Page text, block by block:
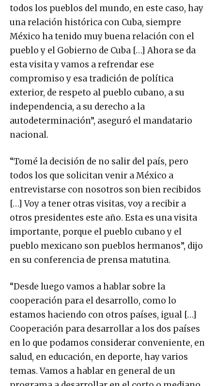
todos los pueblos del mundo, en este caso, hay
una relación histórica con Cuba, siempre
México ha tenido muy buena relación con el
pueblo y el Gobierno de Cuba […] Ahora se da
esta visita y vamos a refrendar ese
compromiso y esa tradición de política
exterior, de respeto al pueblo cubano, a su
independencia, a su derecho a la
autodeterminación”, aseguró el mandatario
nacional.
“Tomé la decisión de no salir del país, pero
todos los que solicitan venir a México a
entrevistarse con nosotros son bien recibidos
[…] Voy a tener otras visitas, voy a recibir a
otros presidentes este año. Esta es una visita
importante, porque el pueblo cubano y el
pueblo mexicano son pueblos hermanos”, dijo
en su conferencia de prensa matutina.
“Desde luego vamos a hablar sobre la
cooperación para el desarrollo, como lo
estamos haciendo con otros países, igual […]
Cooperación para desarrollar a los dos países
en lo que podamos considerar conveniente, en
salud, en educación, en deporte, hay varios
temas. Vamos a hablar en general de un